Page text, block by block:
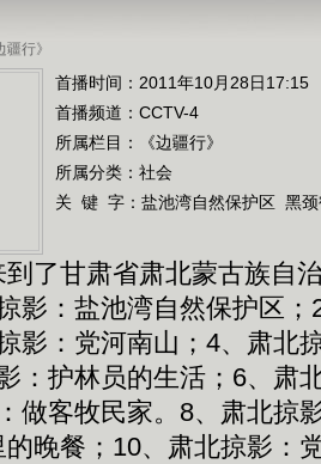
疆行》
首播时间：2011年10月28日17:15
首播频道： CCTV-4
所属栏目：
《边疆行》
所属分类：社会
关 键 字： 盐池湾自然保护区 黑
了甘肃省肃北蒙古族自
影：盐池湾自然保护区
影：党河南山；4、肃北
：护林员的生活；6、肃
做客牧民家。8、肃北掠
晚餐；10、肃北掠影：